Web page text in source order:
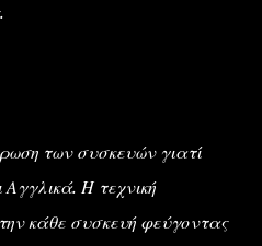
των συσκευών γιατί
Η τεχνική
κάθε συσκευή φεύγοντας